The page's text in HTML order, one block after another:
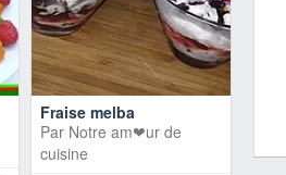
Fraise melba
Par Notre am❤ur de
cuisine